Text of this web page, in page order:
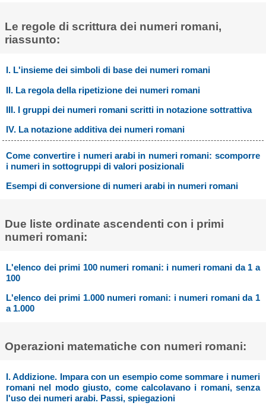
Le regole di scrittura dei numeri romani,
riassunto:
I. L'insieme dei simboli di base dei numeri romani
II. La regola della ripetizione dei numeri romani
III. I gruppi dei numeri romani scritti in notazione sottrattiva
IV. La notazione additiva dei numeri romani
Come convertire i numeri arabi in numeri romani: scomporre
i numeri in sottogruppi di valori posizionali
Esempi di conversione di numeri arabi in numeri romani
Due liste ordinate ascendenti con i primi
numeri romani:
L'elenco dei primi 100 numeri romani: i numeri romani da 1 a
100
L'elenco dei primi 1.000 numeri romani: i numeri romani da 1
a 1.000
Operazioni matematiche con numeri romani:
I. Addizione. Impara con un esempio come sommare i numeri
romani nel modo giusto, come calcolavano i romani, senza
l'uso dei numeri arabi. Passi, spiegazioni